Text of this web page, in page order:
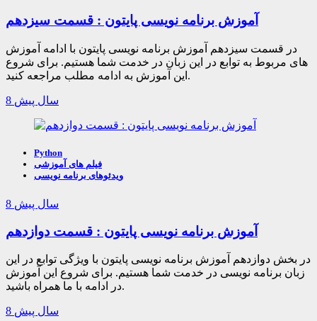
آموزش برنامه نویسی پایتون : قسمت سیزدهم
در قسمت سیزدهم آموزش برنامه نویسی پایتون با ادامه آموزش
های مربوط به توابع در این زبان در خدمت شما هستیم. برای شروع
این آموزش به ادامه مطلب مراجعه کنید.
8 سال پیش
Python
فیلم های آموزشی
ویدئوهای برنامه نویسی
8 سال پیش
آموزش برنامه نویسی پایتون : قسمت دوازدهم
در بخش دوازدهم آموزش برنامه نویسی پایتون با ویژگی توابع در این
زبان برنامه نویسی در خدمت شما هستیم. برای شروع این آموزش
در ادامه با ما همراه باشید.
8 سال پیش